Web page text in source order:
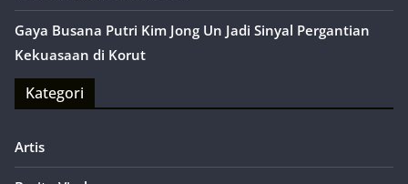
Gaya Busana Putri Kim Jong Un Jadi Sinyal Pergantian
Kekuasaan di Korut
Kategori
Artis